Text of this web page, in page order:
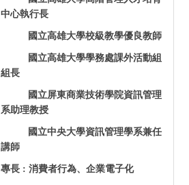
中心執行長
國立高雄大學校級教學優良教師
國立高雄大學學務處課外活動組
組長
國立屏東商業技術學院資訊管理
系助理教授
國立中央大學資訊管理學系兼任
講師
專長 : 消費者行為、企業電子化